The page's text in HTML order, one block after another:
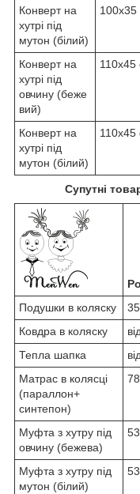
Конверт на
хутрі під
мутон (білий)
100x35
Конверт на
хутрі під
овчину (беже
вий)
110x45
Конверт на
хутрі під
мутон (білий)
110x45
Супутні
Подушки в коляску
Ковдра в коляску
Тепла шапка
Матрас в колясці
(параллон+
синтепон)
Муфта з хутру під
овчину (бежева)
Муфта з хутру під
мутон (білий)